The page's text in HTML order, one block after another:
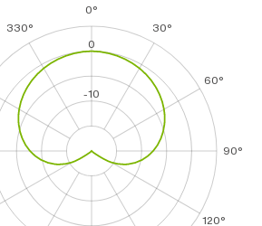
0°
30°
60°
90°
120°
330°
-10
0